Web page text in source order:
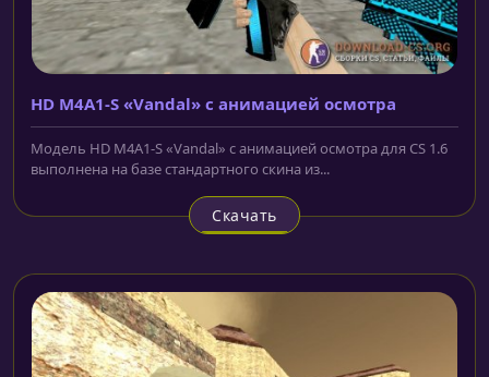
HD M4A1-S «Vandal» с анимацией осмотра
Модель HD M4A1-S «Vandal» с анимацией осмотра для CS 1.6
выполнена на базе стандартного скина из...
Скачать